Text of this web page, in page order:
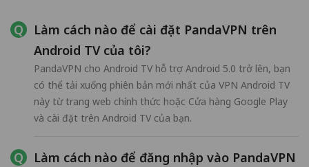
Làm cách nào để cài đặt PandaVPN trên
Android TV của tôi?
PandaVPN cho Android TV hỗ trợ Android 5.0 trở lên, bạn
có thể tải xuống phiên bản mới nhất của VPN Android TV
này từ trang web chính thức hoặc Cửa hàng Google Play
và cài đặt trên Android TV của bạn.
Làm cách nào để đăng nhập vào PandaVPN